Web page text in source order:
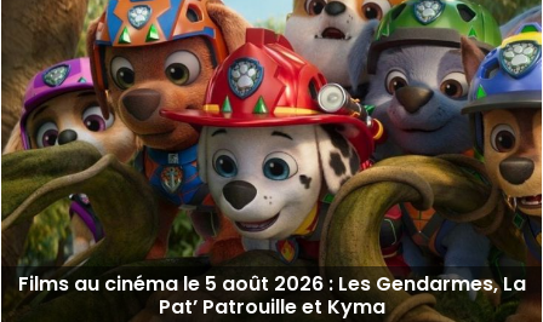
Films au cinéma le 5 août 2026 : Les Gendarmes, La
Pat’ Patrouille et Kyma